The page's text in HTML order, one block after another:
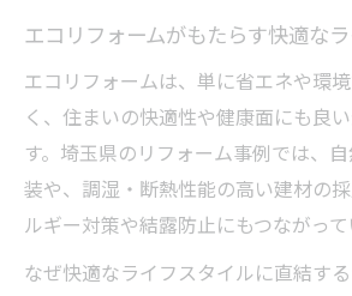
エコリフォームがもたらす快適な
エコリフォームは、単に省エネや環
く、住まいの快適性や健康面にも良
す。埼玉県のリフォーム事例では、
装や、調湿・断熱性能の高い建材の
ルギー対策や結露防止にもつながって
なぜ快適なライフスタイルに直結す